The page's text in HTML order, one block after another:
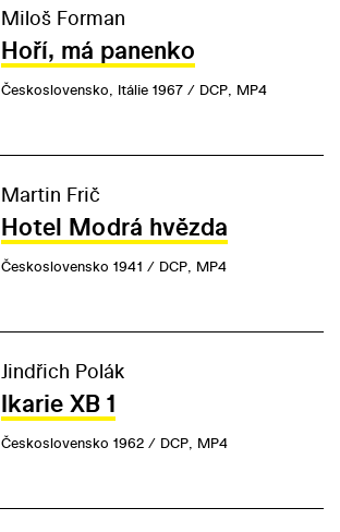
Miloš Forman
Hoří, má panenko
Československo, Itálie 1967 / DCP, MP4
Martin Frič
Hotel Modrá hvězda
Československo 1941 / DCP, MP4
Jindřich Polák
Ikarie XB 1
Československo 1962 / DCP, MP4